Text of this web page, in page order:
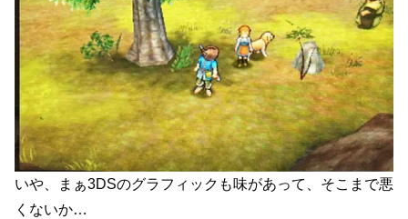
いや、まぁ3DSのグラフィックも味があって、そこまで悪
くないか…